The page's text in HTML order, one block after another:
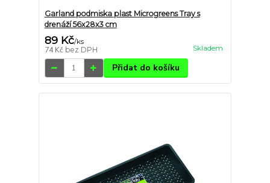
Garland podmiska plast Microgreens Tray s
drenáží 56x28x3 cm
89 Kč/ks
74 Kč bez DPH Skladem
Přidat do košíku